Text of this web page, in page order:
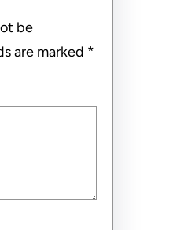
be
are marked *